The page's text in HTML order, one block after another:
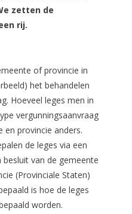
zetten de
rij.
of provincie in
het behandelen
Hoeveel leges men in
vergunningsaanvraag
en provincie anders.
de leges via een
van de gemeente
(Provinciale Staten)
is hoe de leges
worden.